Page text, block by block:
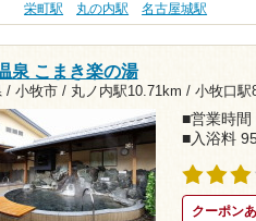
栄町駅
丸の内駅 名古屋城駅
泉 こまき楽の湯
/ 小牧市 / 丸ノ内駅10.71km / 小牧口駅
■営業時
■入浴料
クーポン